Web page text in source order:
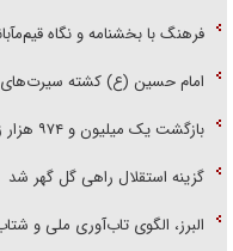
فرهنگ با بخشنامه و نگاه
امام حسین (ع) کشته
بازگشت یک میلیون و ۹۷۴ هزار زائر اربعین به کشور
گزینه استقلال راهی گل گهر شد
البرز، الگوی تاب‌آوری ملی و